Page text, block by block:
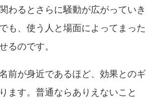
わるとさらに騒動が広がっていき
も、使う人と場面によってまった
るのです。
前が身近であるほど、効果とのギ
ます。普通ならありえないこと